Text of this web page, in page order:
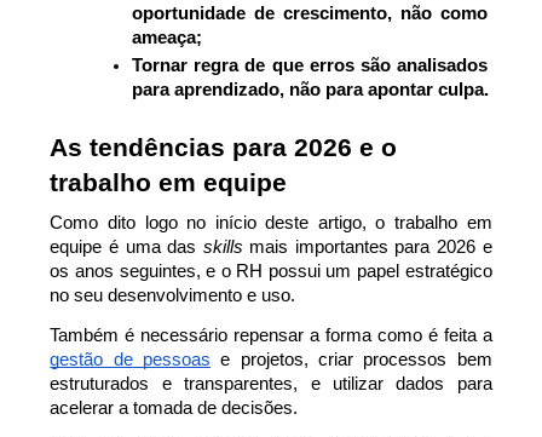
oportunidade de crescimento, não como
ameaça;
Tornar regra de que erros são analisados
para aprendizado, não para apontar culpa.
As tendências para 2026 e o
trabalho em equipe
Como dito logo no início deste artigo, o trabalho em
equipe é uma das skills mais importantes para 2026 e
os anos seguintes, e o RH possui um papel estratégico
no seu desenvolvimento e uso.
Também é necessário repensar a forma como é feita a
gestão de pessoas e projetos, criar processos bem
estruturados e transparentes, e utilizar dados para
acelerar a tomada de decisões.